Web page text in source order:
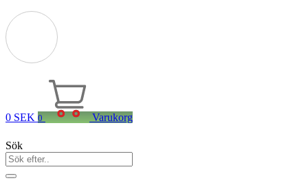
0 SEK 0 Varukorg
Sök